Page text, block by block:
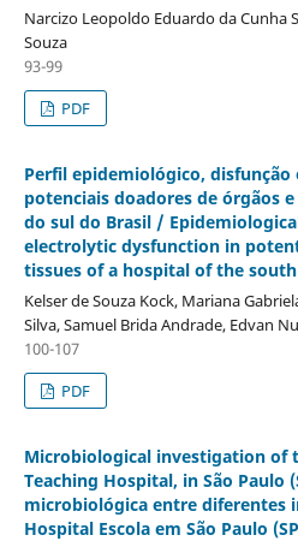
Narcizo Leopoldo Eduardo da Cunha
Souza
93-99
PDF
Perfil epidemiológico,
potenciais doadores de órgãos
do sul do Brasil /
electrolytic dysfunction in
tissues of a hospital of the
Kelser de Souza Kock, Mariana
Silva, Samuel Brida Andrade, Edvan
100-107
PDF
Microbiological investigation of
Teaching Hospital, in São Paulo
microbiológica entre diferentes
Hospital Escola em São Paulo